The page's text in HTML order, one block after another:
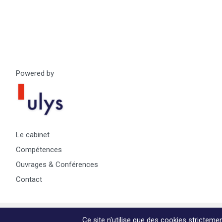
Powered by
Le cabinet
Compétences
Ouvrages & Conférences
Contact
© Copyright Max & Zoé SPRL -Vie Privée- A propos &
Ce site n'utilise que des cookies